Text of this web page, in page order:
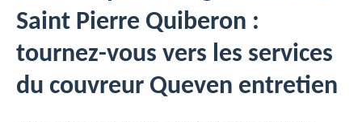
Saint Pierre Quiberon :
tournez-vous vers les services
du couvreur Queven entretien